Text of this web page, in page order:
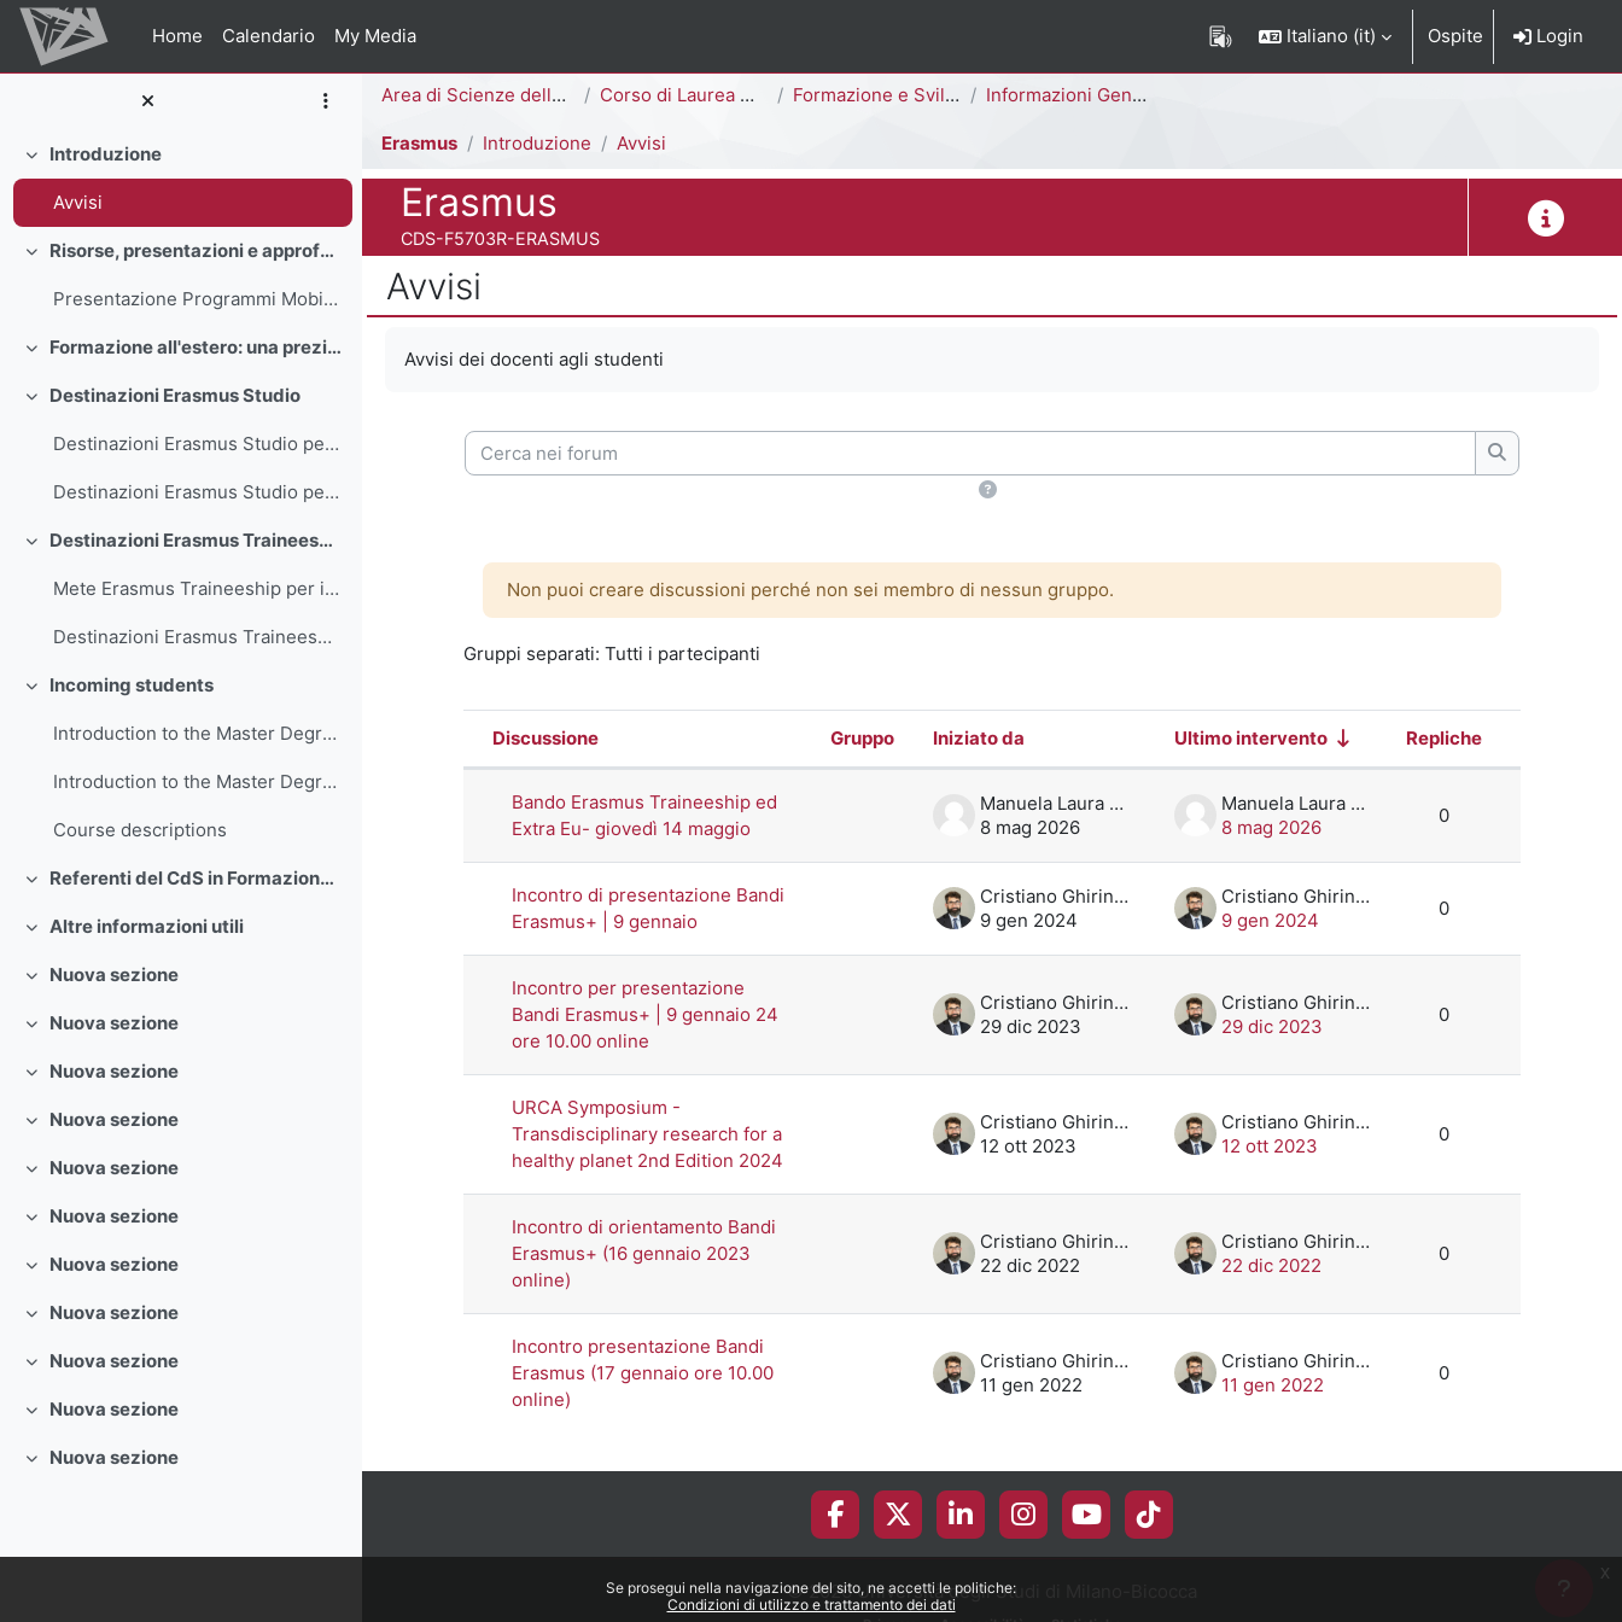
Vai al contenuto principale
Se prosegui nella navigazione del sito, ne accetti le politiche:
Condizioni di utilizzo e trattamento dei dati
x
Home Calendario My Media Italiano ‎(it)‎ Ospite Login
Minimizza
Introduzione
Avvisi
Minimizza Risorse, presentazioni e approfondimenti
Presentazione Programmi Mobilità 2026
Minimizza Formazione all'estero: una preziosa opportunità di crescita
Minimizza
Destinazioni Erasmus Studio
Destinazioni Erasmus Studio per Formazione e sviluppo delle risorse umane
Destinazioni Erasmus Studio per Formazione e sviluppo delle risorse umane
Minimizza Destinazioni Erasmus Traineeship e Extra-EU
Mete Erasmus Traineeship per il Dipartimento di Scienze Umane
Destinazioni Erasmus Traineeship
Minimizza
Incoming students
Introduction to the Master Degree
Introduction to the Master Degree
Course descriptions
Minimizza Referenti del CdS in Formazione e Sviluppo delle Risorse Umane
Minimizza
Altre informazioni utili
Minimizza
Nuova sezione
Minimizza
Nuova sezione
Minimizza
Nuova sezione
Minimizza
Nuova sezione
Minimizza
Nuova sezione
Minimizza
Nuova sezione
Minimizza
Nuova sezione
Minimizza
Nuova sezione
Minimizza
Nuova sezione
Minimizza
Nuova sezione
Minimizza
Nuova sezione
Percorso della paginaArea di Scienze della Formazione Corso di Laurea Magistrale Formazione e Sviluppo delle Risorse Umane [F5703R - F5701R] Informazioni Generali del Corso di Studi
Erasmus Introduzione Avvisi
Titolo del corso
Erasmus
Codice identificativo del corso
CDS-F5703R-ERASMUS
Avvisi
Avvisi dei docenti agli studenti
Cerca nei forum
Cerca nei
Non puoi creare discussioni perché non sei membro di nessun gruppo.
Gruppi separati: Tutti i partecipanti
Elenco delle discussioni. Visualizzazione di 6 discussioni su 6
Stato
Discussione Gruppo Iniziato da Ultimo intervento
Repliche
Azioni
Bando Erasmus Traineeship ed
Extra Eu- giovedì 14 maggio
Manuela Laura Palma
8 mag 2026
Manuela Laura Palma
8 mag 2026
0
Incontro di presentazione Bandi
Erasmus+ | 9 gennaio
Cristiano Ghiringhelli
9 gen 2024
Cristiano Ghiringhelli
9 gen 2024
0
Incontro per presentazione
Bandi Erasmus+ | 9 gennaio 24
ore 10.00 online
Cristiano Ghiringhelli
29 dic 2023
Cristiano Ghiringhelli
29 dic 2023
0
URCA Symposium -
Transdisciplinary research for a
healthy planet 2nd Edition 2024
Cristiano Ghiringhelli
12 ott 2023
Cristiano Ghiringhelli
12 ott 2023
0
Incontro di orientamento Bandi
Erasmus+ (16 gennaio 2023
online)
Cristiano Ghiringhelli
22 dic 2022
Cristiano Ghiringhelli
22 dic 2022
0
Incontro presentazione Bandi
Erasmus (17 gennaio ore 10.00
online)
Cristiano Ghiringhelli
11 gen 2022
Cristiano Ghiringhelli
11 gen 2022
0
© 2026 Università degli Studi di Milano-Bicocca